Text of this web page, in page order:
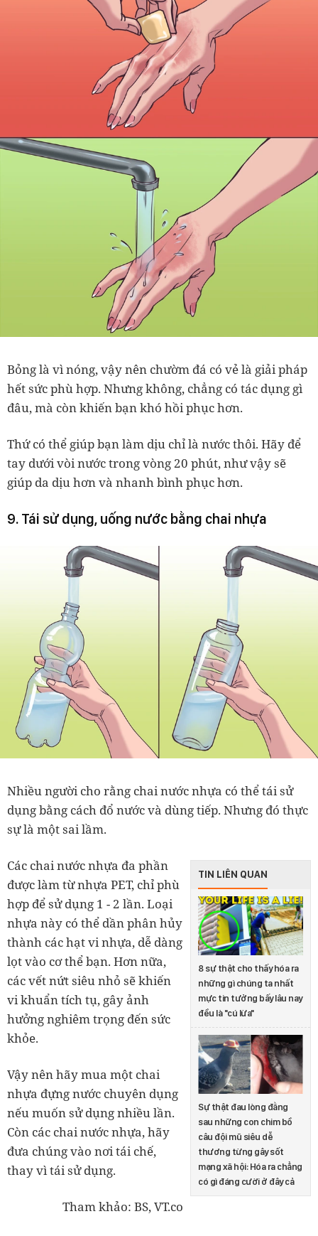
Bỏng là vì nóng, vậy nên chườm đá có vẻ là giải pháp
hết sức phù hợp. Nhưng không, chẳng có tác dụng gì
đâu, mà còn khiến bạn khó hồi phục hơn.
Thứ có thể giúp bạn làm dịu chỉ là nước thôi. Hãy để
tay dưới vòi nước trong vòng 20 phút, như vậy sẽ
giúp da dịu hơn và nhanh bình phục hơn.
9. Tái sử dụng, uống nước bằng chai nhựa
Nhiều người cho rằng chai nước nhựa có thể tái sử
dụng bằng cách đổ nước và dùng tiếp. Nhưng đó thực
sự là một sai lầm.
TIN LIÊN QUAN
8 sự thật cho thấy hóa ra
những gì chúng ta nhất
mực tin tưởng bấy lâu nay
đều là "cú lừa"
Sự thật đau lòng đằng
sau những con chim bồ
câu đội mũ siêu dễ
thương từng gây sốt
mạng xã hội: Hóa ra chẳng
có gì đáng cười ở đây cả
Các chai nước nhựa đa phần
được làm từ nhựa PET, chỉ phù
hợp để sử dụng 1 - 2 lần. Loại
nhựa này có thể dần phân hủy
thành các hạt vi nhựa, dễ dàng
lọt vào cơ thể bạn. Hơn nữa,
các vết nứt siêu nhỏ sẽ khiến
vi khuẩn tích tụ, gây ảnh
hưởng nghiêm trọng đến sức
khỏe.
Vậy nên hãy mua một chai
nhựa đựng nước chuyên dụng
nếu muốn sử dụng nhiều lần.
Còn các chai nước nhựa, hãy
đưa chúng vào nơi tái chế,
thay vì tái sử dụng.
Tham khảo: BS, VT.co